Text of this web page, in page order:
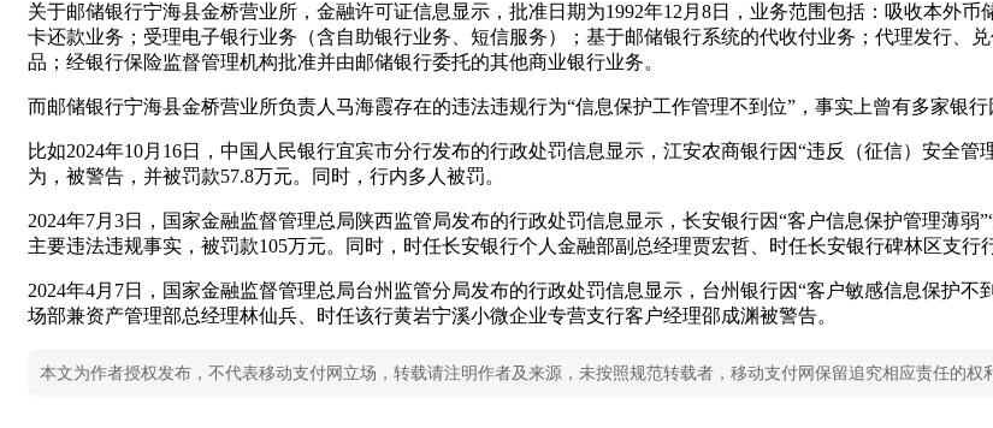
关于邮储银行宁海县金桥营业所，金融许可证信息显示，批准日期为1992年12月8日，业务范围包括：吸收本外
卡还款业务；受理电子银行业务（含自助银行业务、短信服务）；基于邮储银行系统的代收付业务；代理发行、
品；经银行保险监督管理机构批准并由邮储银行委托的其他商业银行业务。
而邮储银行宁海县金桥营业所负责人马海霞存在的违法违规行为“信息保护工作管理不到位”，事实上曾有多家银行
比如2024年10月16日，中国人民银行宜宾市分行发布的行政处罚信息显示，江安农商银行因“违反（征信）安全
为，被警告，并被罚款57.8万元。同时，行内多人被罚。
2024年7月3日，国家金融监督管理总局陕西监管局发布的行政处罚信息显示，长安银行因“客户信息保护管理薄弱
主要违法违规事实，被罚款105万元。同时，时任长安银行个人金融部副总经理贾宏哲、时任长安银行碑林区支行
2024年4月7日，国家金融监督管理总局台州监管分局发布的行政处罚信息显示，台州银行因“客户敏感信息保护
场部兼资产管理部总经理林仙兵、时任该行黄岩宁溪小微企业专营支行客户经理邵成渊被警告。
本文为作者授权发布，不代表移动支付网立场，转载请注明作者及来源，未按照规范转载者，移动支付网保留追究相应责任的权